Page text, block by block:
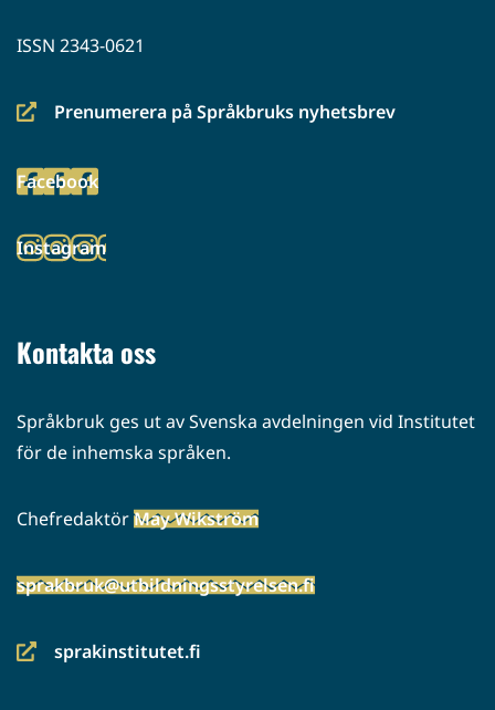
ISSN 2343-0621
Prenumerera på Språkbruks nyhetsbrev
(siirryt
palveluun)
Facebook
(siirryt
palveluun)
Instagram
(siirryt
Kontakta oss
Språkbruk ges ut av Svenska avdelningen vid Institutet
för de inhemska språken.
ChefredaktörMay Wikström
sprakbruk@utbildningsstyrelsen.fi
sprakinstitutet.fi
(siirryt